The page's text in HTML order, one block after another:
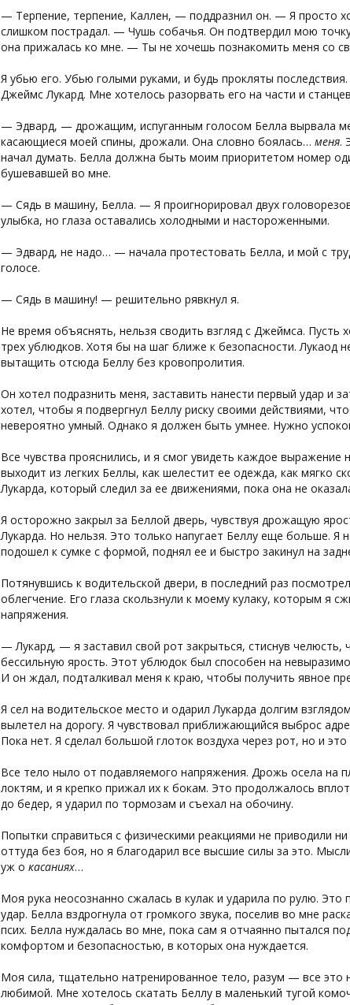
— Терпение, терпение, Каллен, — поддразнил он. — Я просто
слишком пострадал. — Чушь собачья. Он подтвердил мою
она прижалась ко мне. — Ты не хочешь познакомить меня со
Я убью его. Убью голыми руками, и будь прокляты
Джеймс Лукард. Мне хотелось разорвать его на части и
— Эдвард, — дрожащим, испуганным голосом Белла вырвала
касающиеся моей спины, дрожали. Она словно боялась… меня.
начал думать. Белла должна быть моим приоритетом номер
бушевавшей во мне.
— Сядь в машину, Белла. — Я проигнорировал двух
улыбка, но глаза оставались холодными и настороженными.
— Эдвард, не надо… — начала протестовать Белла, и мой с
голосе.
— Сядь в машину! — решительно рявкнул я.
Не время объяснять, нельзя сводить взгляд с Джеймса. Пусть
трех ублюдков. Хотя бы на шаг ближе к безопасности. Лукаод
вытащить отсюда Беллу без кровопролития.
Он хотел подразнить меня, заставить нанести первый удар и
хотел, чтобы я подвергнул Беллу риску своими действиями,
невероятно умный. Однако я должен быть умнее. Нужно
Все чувства прояснились, и я смог увидеть каждое выражение
выходит из легких Беллы, как шелестит ее одежда, как мягко
Лукарда, который следил за ее движениями, пока она не
Я осторожно закрыл за Беллой дверь, чувствуя дрожащую
Лукарда. Но нельзя. Это только напугает Беллу еще больше.
подошел к сумке с формой, поднял ее и быстро закинул на
Потянувшись к водительской двери, в последний раз
облегчение. Его глаза скользнули к моему кулаку, которым я
напряжения.
— Лукард, — я заставил свой рот закрыться, стиснув
бессильную ярость. Этот ублюдок был способен на
И он ждал, подталкивал меня к краю, чтобы получить явное
Я сел на водительское место и одарил Лукарда долгим
вылетел на дорогу. Я чувствовал приближающийся выброс
Пока нет. Я сделал большой глоток воздуха через рот, но и
Все тело ныло от подавляемого напряжения. Дрожь осела на
локтям, и я крепко прижал их к бокам. Это продолжалось
до бедер, я ударил по тормозам и съехал на обочину.
Попытки справиться с физическими реакциями не приводили
оттуда без боя, но я благодарил все высшие силы за это.
уж о касаниях…
Моя рука неосознанно сжалась в кулак и ударила по рулю.
удар. Белла вздрогнула от громкого звука, поселив во мне
псих. Белла нуждалась во мне, пока сам я отчаянно пытался
комфортом и безопасностью, в которых она нуждается.
Моя сила, тщательно натренированное тело, разум — все это
любимой. Мне хотелось скатать Беллу в маленький тугой